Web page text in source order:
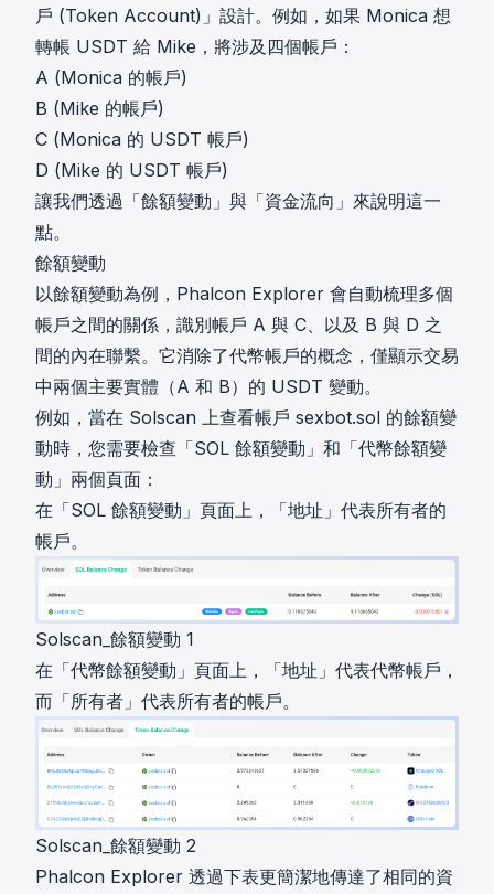
戶 (Token Account)」設計。例如，如果 Monica 想
轉帳 USDT 給 Mike，將涉及四個帳戶：
A (Monica 的帳戶)
B (Mike 的帳戶)
C (Monica 的 USDT 帳戶)
D (Mike 的 USDT 帳戶)
讓我們透過「餘額變動」與「資金流向」來說明這一
點。
餘額變動
以餘額變動為例，Phalcon Explorer 會自動梳理多個
帳戶之間的關係，識別帳戶 A 與 C、以及 B 與 D 之
間的內在聯繫。它消除了代幣帳戶的概念，僅顯示交易
中兩個主要實體（A 和 B）的 USDT 變動。
例如，當在 Solscan 上查看帳戶 sexbot.sol 的餘額變
動時，您需要檢查「SOL 餘額變動」和「代幣餘額變
動」兩個頁面：
在「SOL 餘額變動」頁面上，「地址」代表所有者的
帳戶。
Solscan_餘額變動 1
在「代幣餘額變動」頁面上，「地址」代表代幣帳戶，
而「所有者」代表所有者的帳戶。
Solscan_餘額變動 2
Phalcon Explorer 透過下表更簡潔地傳達了相同的資